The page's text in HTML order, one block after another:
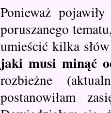
Ponieważ
poruszanego
umieścić kilka
jaki musi minąć
rozbieżne
postanowiłam